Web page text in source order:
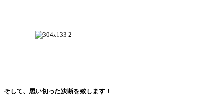
そして、思い切った決断を致します！